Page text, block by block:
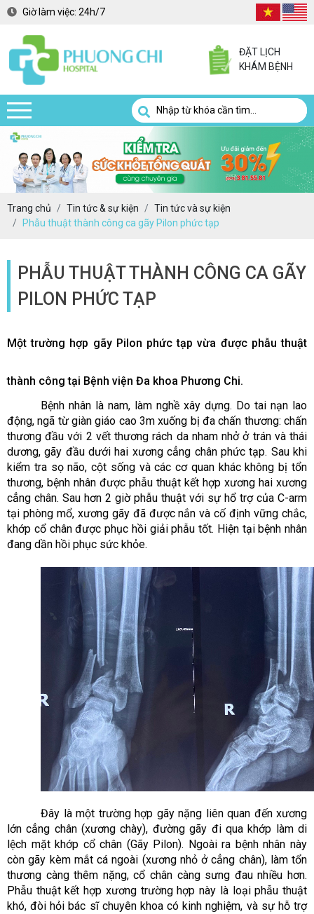
Giờ làm việc: 24h/7
ĐẶT LỊCH
KHÁM BỆNH
Trang chủ Tin tức & sự kiện
Tin tức và sự kiện
Phẫu thuật thành công ca gãy Pilon phức tạp
PHẪU THUẬT THÀNH CÔNG CA GÃY
PILON PHỨC TẠP
Một trường hợp gãy Pilon phức tạp vừa được phẫu thuật
thành công tại Bệnh viện Đa khoa Phương Chi.
Bệnh nhân là nam, làm nghề xây dựng. Do tai nạn lao
động, ngã từ giàn giáo cao 3m xuống bị đa chấn thương: chấn
thương đầu với 2 vết thương rách da nham nhở ở trán và thái
dương, gãy đầu dưới hai xương cẳng chân phức tạp. Sau khi
kiểm tra sọ não, cột sống và các cơ quan khác không bị tổn
thương, bệnh nhân được phẫu thuật kết hợp xương hai xương
cẳng chân. Sau hơn 2 giờ phẫu thuật với sự hổ trợ của C-arm
tại phòng mổ, xương gãy đã được nắn và cố định vững chắc,
khớp cổ chân được phục hồi giải phẫu tốt. Hiện tại bệnh nhân
đang dần hồi phục sức khỏe.
Đây là một trường hợp gãy nặng liên quan đến xương
lớn cẳng chân (xương chày), đường gãy đi qua khớp làm di
lệch mặt khớp cổ chân (Gãy Pilon). Ngoài ra bệnh nhân này
còn gãy kèm mắt cá ngoài (xương nhỏ ở cẳng chân), làm tổn
thương càng thêm nặng, cổ chân càng sưng đau nhiều hơn.
Phẫu thuật kết hợp xương trường hợp này là loại phẫu thuật
khó, đòi hỏi bác sĩ chuyên khoa có kinh nghiệm, và sự hỗ trợ